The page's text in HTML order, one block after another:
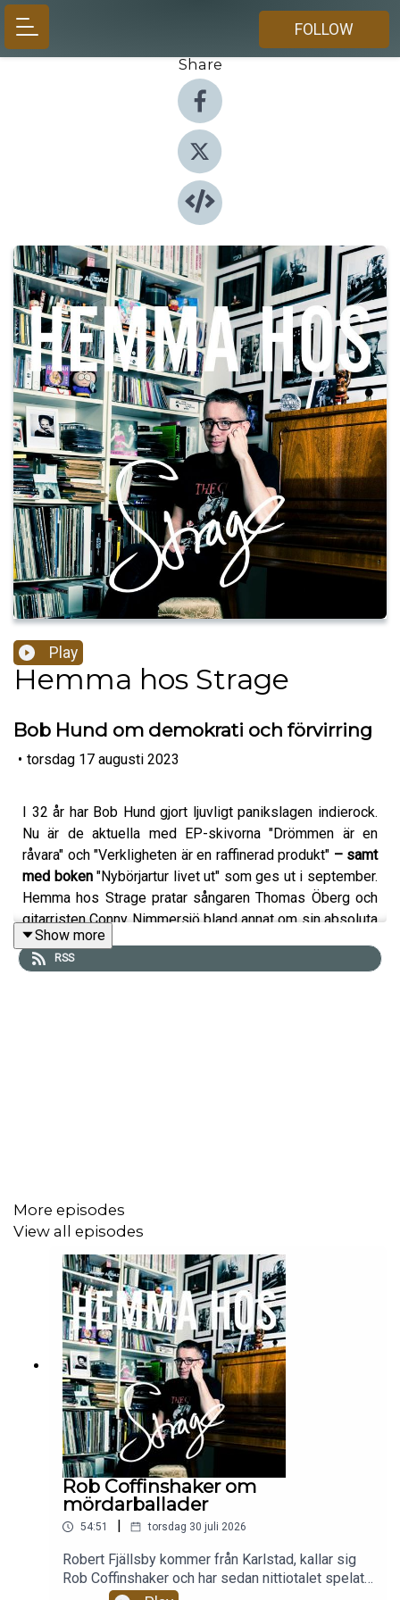
FOLLOW
Share
Play
Hemma hos Strage
Bob Hund om demokrati och förvirring
• torsdag 17 augusti 2023
I 32 år har Bob Hund gjort ljuvligt panikslagen indierock.
Nu är de aktuella med EP-skivorna "Drömmen är en
råvara" och "Verkligheten är en raffinerad produkt" – samt
med boken"Nybörjartur livet ut" som ges ut i september.
Hemma hos Strage pratar sångaren Thomas Öberg och
gitarristen Conny Nimmersjö bland annat om sin absoluta
banddemokrati ("ingen får sin vilja igenom, alla är
missnöjda hela tiden"), om kärleken till Kraftwerk, om hur
Show more
RSS
More episodes
View all episodes
Rob Coffinshaker om
mördarballader
54:51 torsdag 30 juli 2026
Robert Fjällsby kommer från Karlstad, kallar sig
Rob Coffinshaker och har sedan nittiotalet spelat i